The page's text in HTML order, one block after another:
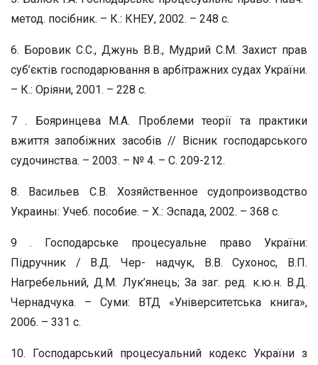
метод. посібник. – К.: КНЕУ, 2002. – 248 с.
6. Боровик С.С., Джунь В.В., Мудрий С.М. Захист прав
суб’єктів господарювання в арбітражних судах України.
– К.: Оріяни, 2001. – 228 с.
7 . Бояринцева М.А. Проблеми теорії та практики
вжиття запобіжних засобів // Вісник господарського
судочинства. – 2003. – № 4. – С. 209-212.
8. Васильев С.В. Хозяйственное судопроизводство
Украины: Учеб. пособие. – Х.: Эспада, 2002. – 368 с.
9 . Господарське процесуальне право України:
Підручник / В.Д. Чер- надчук, В.В. Сухонос, В.П.
Нагребельний, Д.М. Лук’янець; За заг. ред. к.ю.н. В.Д.
Чернадчука. – Суми: ВТД «Університетська книга»,
2006. – 331 с.
10. Господарський процесуальний кодекс України з